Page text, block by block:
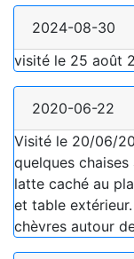
2024-08-30
visité le 25 août
2020-06-22
Visité le 20/06/
quelques
latte caché au
et table
chèvres autour